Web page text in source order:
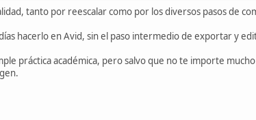
tanto por reescalar como por los diversos pasos de
hacerlo en Avid, sin el paso intermedio de exportar y
práctica académica, pero salvo que no te importe mucho